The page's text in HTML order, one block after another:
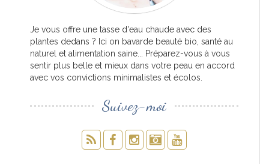
Je vous offre une tasse d'eau chaude avec des
plantes dedans ? Ici on bavarde beauté bio, santé au
naturel et alimentation saine... Préparez-vous à vous
sentir plus belle et mieux dans votre peau en accord
avec vos convictions minimalistes et écolos.
Suivez-moi